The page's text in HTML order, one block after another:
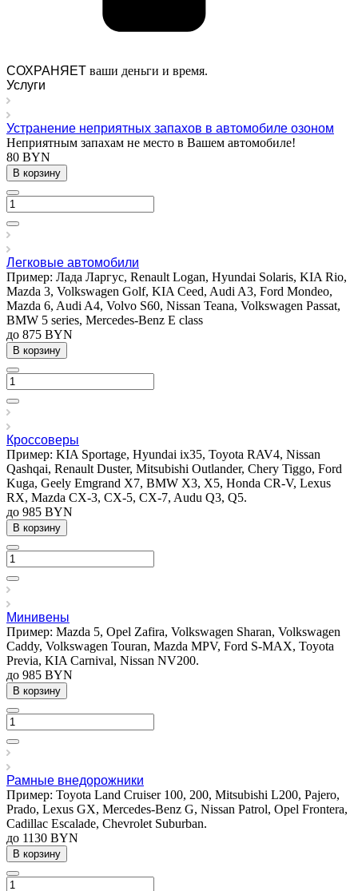
СОХРАНЯЕТ ваши деньги и время.
Услуги
Устранение неприятных запахов в автомобиле озоном
Неприятным запахам не место в Вашем автомобиле!
80 BYN
В корзину
Легковые автомобили
Пример: Лада Ларгус, Renault Logan, Hyundai Solaris, KIA Rio,
Mazda 3, Volkswagen Golf, KIA Ceed, Audi A3, Ford Mondeo,
Mazda 6, Audi A4, Volvo S60, Nissan Teana, Volkswagen Passat,
BMW 5 series, Mercedes-Benz E class
до 875 BYN
В корзину
Кроссоверы
Пример: KIA Sportage, Hyundai ix35, Toyota RAV4, Nissan
Qashqai, Renault Duster, Mitsubishi Outlander, Chery Tiggo, Ford
Kuga, Geely Emgrand X7, BMW X3, X5, Honda CR-V, Lexus
RX, Mazda CX-3, CX-5, CX-7, Audu Q3, Q5.
до 985 BYN
В корзину
Минивены
Пример: Mazda 5, Opel Zafira, Volkswagen Sharan, Volkswagen
Caddy, Volkswagen Touran, Mazda MPV, Ford S-MAX, Toyota
Previa, KIA Carnival, Nissan NV200.
до 985 BYN
В корзину
Рамные внедорожники
Пример: Toyota Land Cruiser 100, 200, Mitsubishi L200, Pajero,
Prado, Lexus GX, Mercedes-Benz G, Nissan Patrol, Opel Frontera,
Cadillac Escalade, Chevrolet Suburban.
до 1130 BYN
В корзину